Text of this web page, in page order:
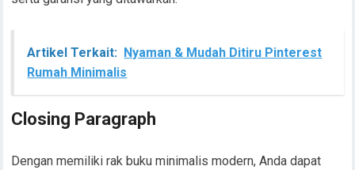
Artikel Terkait: Nyaman & Mudah Ditiru Pinterest
Rumah Minimalis
Closing Paragraph
Dengan memiliki rak buku minimalis modern, Anda dapat